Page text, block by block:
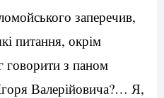
заперечив,
питання, окрім
говорити з паном
Валерійовича?… Я,